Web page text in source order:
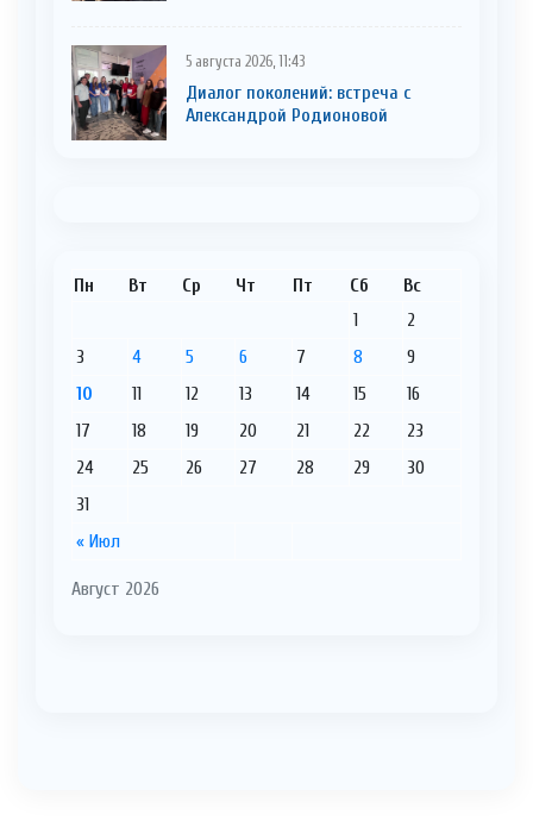
5 августа 2026, 11:43
Диалог поколений: встреча с
Александрой Родионовой
Август 2026
Пн Вт Ср Чт Пт Сб Вс
« Июл
1
2
3
4 5 6 7 8
9
10
11 12 13 14 15
16
17
18 19 20 21 22
23
24
25 26 27 28 29
30
31